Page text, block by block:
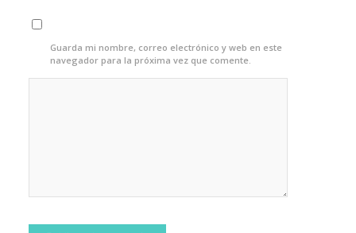
Guarda mi nombre, correo electrónico y web en este
navegador para la próxima vez que comente.